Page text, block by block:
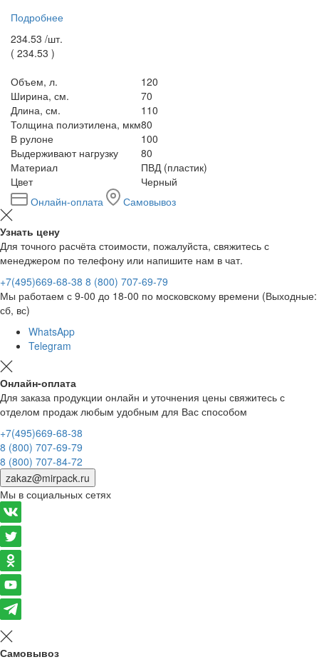
Подробнее
234.53 /шт.
( 234.53 )
Объем, л.
120
Ширина, см.
70
Длина, см.
110
Толщина полиэтилена, мкм80
В рулоне
100
Выдерживают нагрузку
80
Материал
ПВД (пластик)
Цвет
Черный
Онлайн-оплата
Самовывоз
Узнать цену
Для точного расчёта стоимости, пожалуйста, свяжитесь с
менеджером по телефону или напишите нам в чат.
+7(495)669-68-38 8 (800) 707-69-79
Мы работаем с 9-00 до 18-00 по московскому времени (Выходные:
сб, вс)
WhatsApp
Telegram
Онлайн-оплата
Для заказа продукции онлайн и уточнения цены свяжитесь с
отделом продаж любым удобным для Вас способом
+7(495)669-68-38
8 (800) 707-69-79
8 (800) 707-84-72
zakaz@mirpack.ru
Мы в социальных сетях
Самовывоз